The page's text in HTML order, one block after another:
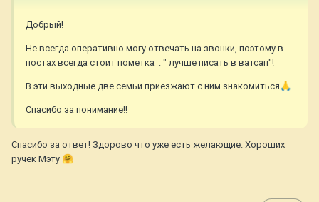
Добрый!
Не всегда оперативно могу отвечать на звонки, поэтому в
постах всегда стоит пометка : " лучше писать в ватсап"!
В эти выходные две семьи приезжают с ним знакомиться 🙏
Спасибо за понимание!!
Спасибо за ответ! Здорово что уже есть желающие. Хороших
ручек Мэту 🤗